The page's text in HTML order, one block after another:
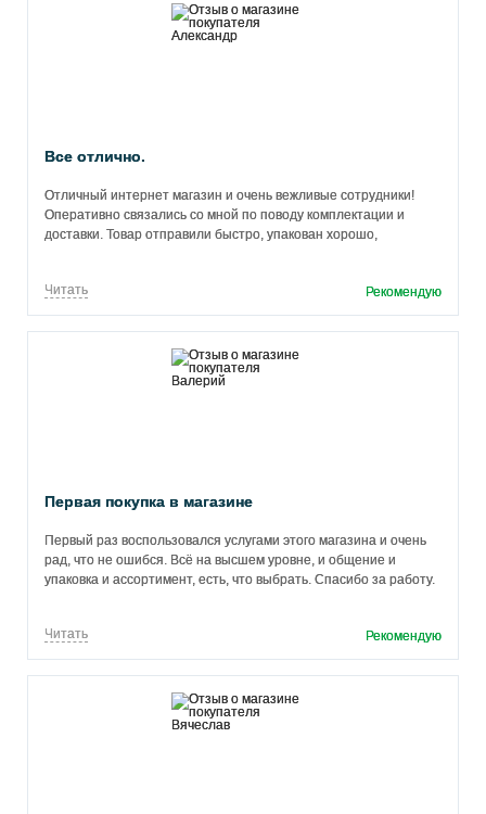
Все отлично.
Отличный интернет магазин и очень вежливые сотрудники!
Оперативно связались со мной по поводу комплектации и
доставки. Товар отправили быстро, упакован хорошо,
Читать
Рекомендую
Первая покупка в магазине
Первый раз воспользовался услугами этого магазина и очень
рад, что не ошибся. Всё на высшем уровне, и общение и
упаковка и ассортимент, есть, что выбрать. Спасибо за работу.
Читать Рекомендую